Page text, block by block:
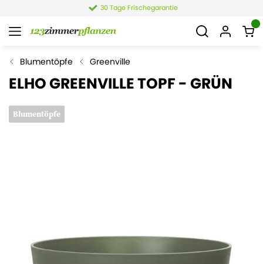
30 Tage Frischegarantie
Blumentöpfe Greenville
ELHO GREENVILLE TOPF - GRÜN
Blumentöpfe